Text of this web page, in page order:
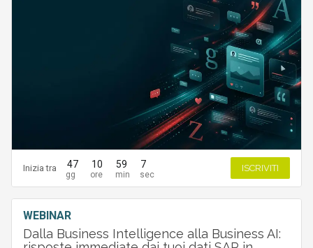
Inizia tra 47 10 59 6 ISCRIVITI
WEBINAR
Dalla Business Intelligence alla Business AI: